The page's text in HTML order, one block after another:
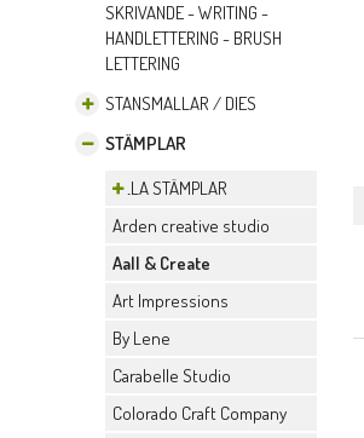
SKRIVANDE - WRITING -
HANDLETTERING - BRUSH
LETTERING
STANSMALLAR / DIES
STÄMPLAR
ALLA STÄMPLAR
Arden creative studio
Aall & Create
Art Impressions
By Lene
Carabelle Studio
Colorado Craft Company